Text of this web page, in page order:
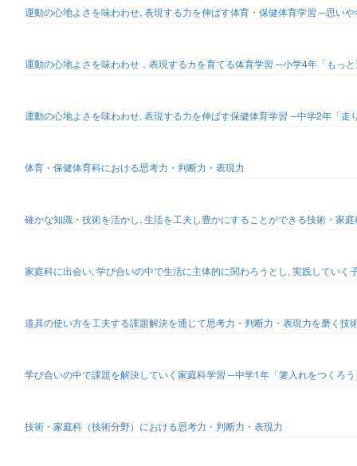
運動の心地よさを味わわせ, 表現する力を伸ばす体育・保健体育学習 ─思い
運動の心地よさを味わわせ，表現するカを育てる体育学習 ─小学4年「もっ
運動の心地よさを味わわせ, 表現する力を伸ばす保健体育学習 ─中学2年「走
体育・保健体育科における思考力・判断力・表現力
確かな知識・技術を活かし, 生活を工夫し豊かにすることができる技術・家
家庭科に出会い, 学び合いの中で生活に主体的に関わろうとし, 実践してい
道具の使い方を工夫する課題解決を通じて思考力・判断力・表現力を磨く
学び合いの中で課題を解決していく家庭科学習 ─中学1年「箸入れをつくろ
技術・家庭科（技術分野）における思考力・判断力・表現力